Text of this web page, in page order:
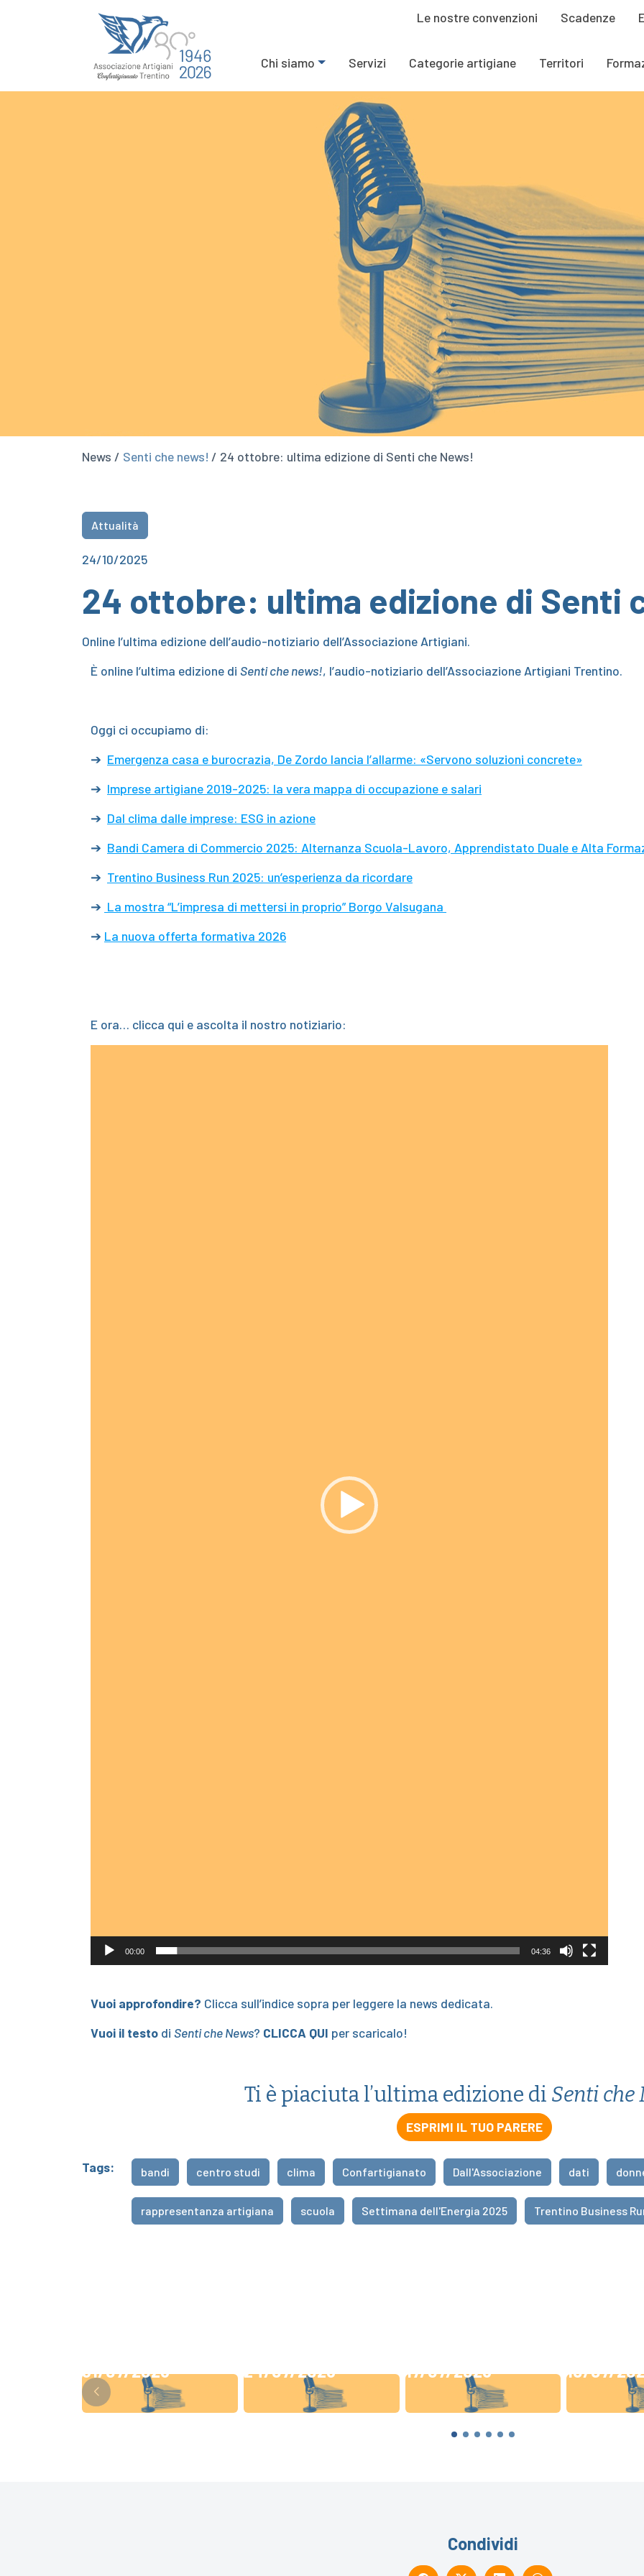
Le nostre convenzioni Scadenze
Chi siamo Servizi Categorie artigiane Territori
News / Senti che news! / 24 ottobre: ultima edizione di Senti che News!
Attualità
24/10/2025
24 ottobre: ultima edizione di Senti
Online l’ultima edizione dell’audio-notiziario dell’Associazione Artigiani.
È online l’ultima edizione di Senti che news!, l’audio-notiziario dell’Associazione Artigiani Trentino.
Oggi ci occupiamo di:
➔ Emergenza casa e burocrazia, De Zordo lancia l’allarme: «Servono soluzioni concrete»
➔ Imprese artigiane 2019-2025: la vera mappa di occupazione e salari
➔ Dal clima dalle imprese: ESG in azione
➔ Bandi Camera di Commercio 2025: Alternanza Scuola-Lavoro, Apprendistato Duale e Alta
➔ Trentino Business Run 2025: un’esperienza da ricordare
➔ La mostra “L’impresa di mettersi in proprio” Borgo Valsugana
➔ La nuova offerta formativa 2026
E ora… clicca qui e ascolta il nostro notiziario:
00:00 04:36
Vuoi approfondire? Clicca sull’indice sopra per leggere la news dedicata.
Vuoi il testo di Senti che News? CLICCA QUI per scaricalo!
Ti è piaciuta l’ultima edizione di Senti che
ESPRIMI IL TUO PARERE
Tags: bandi centro studi clima Confartigianato Dall'Associazione dati
rappresentanza artigiana scuola Settimana dell'Energia 2025 Trentino Business
31/07/2026 24/07/2026 17/07/2026 10/07/
Condividi